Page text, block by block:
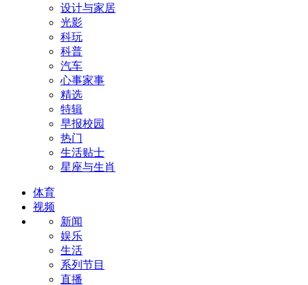
设计与家居
光影
科玩
科普
汽车
心事家事
精选
特辑
早报校园
热门
生活贴士
星座与生肖
体育
视频
新闻
娱乐
生活
系列节目
直播